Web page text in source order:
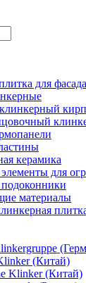
для фасада
керамика
для
материалы
(Китай)
Klinker (Китай)